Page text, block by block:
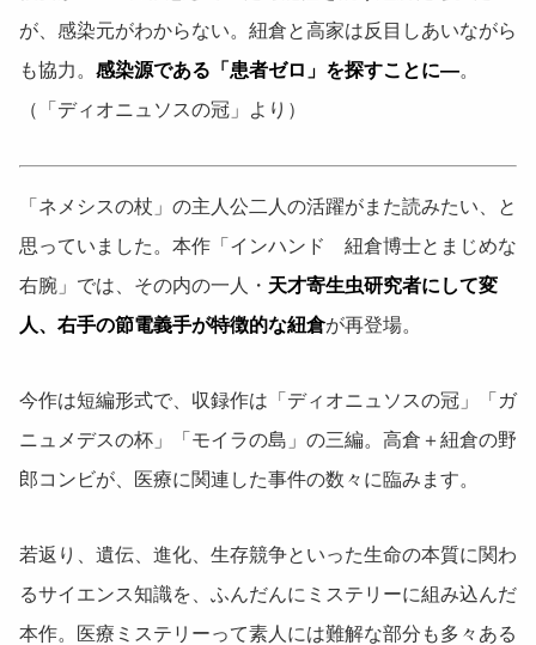
が、感染元がわからない。紐倉と高家は反目しあいながら
も協力。 感染源である「患者ゼロ」を探すことに―。
（「ディオニュソスの冠」より）
「ネメシスの杖」の主人公二人の活躍がまた読みたい、と
思っていました。本作「インハンド 紐倉博士とまじめな
右腕」では、その内の一人・ 天才寄生虫研究者にして変
人、右手の節電義手が特徴的な紐倉が再登場。
今作は短編形式で、収録作は「ディオニュソスの冠」「ガ
ニュメデスの杯」「モイラの島」の三編。高倉＋紐倉の野
郎コンビが、医療に関連した事件の数々に臨みます。
若返り、遺伝、進化、生存競争といった生命の本質に関わ
るサイエンス知識を、ふんだんにミステリーに組み込んだ
本作。医療ミステリーって素人には難解な部分も多々ある